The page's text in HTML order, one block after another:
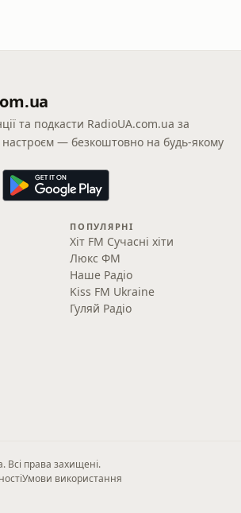
та подкасти RadioUA.com.ua за
— безкоштовно на будь-якому
ПОПУЛЯРНІ
Хіт FM Сучасні хіти
Люкс ФМ
Наше Радіо
Kiss FM Ukraine
Гуляй Радіо
Всі права захищені.
Умови використання